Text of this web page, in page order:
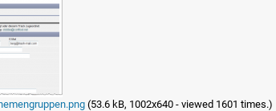
(53.6 kB, 1002x640 - viewed 1601 times.)